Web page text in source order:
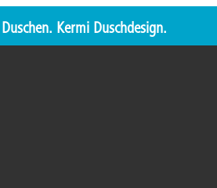
Kermi Duschdesign.